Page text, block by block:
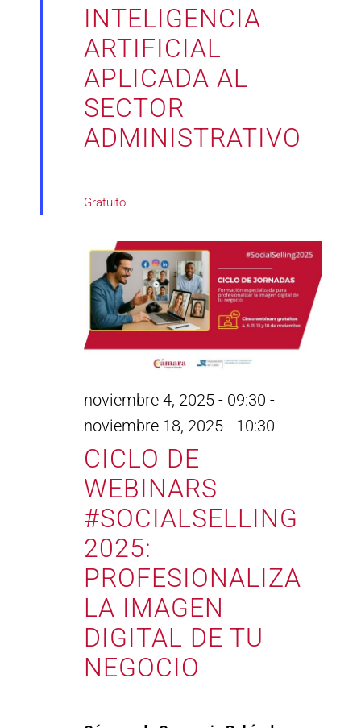
INTELIGENCIA
ARTIFICIAL
APLICADA AL
SECTOR
ADMINISTRATIVO
Gratuito
CICLO DE
WEBINARS
#SOCIALSELLING
2025:
PROFESIONALIZA
LA IMAGEN
DIGITAL DE TU
NEGOCIO
noviembre 4, 2025 - 09:30 -
noviembre 18, 2025 - 10:30